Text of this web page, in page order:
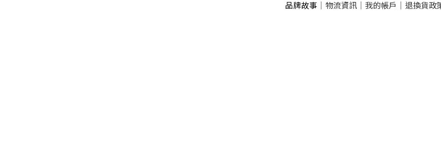
品牌故事 物流資訊 我的帳戶 退換貨政